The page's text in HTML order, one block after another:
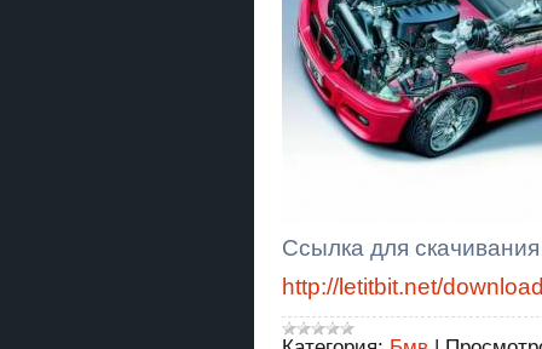
Ссылка для скачивания
http://letitbit.net/